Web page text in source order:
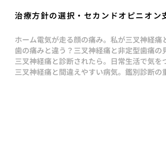
治療方針の選択・セカンドオピニオン
ホーム電気が走る顔の痛み。私が三叉神経痛
歯の痛みと違う？三叉神経痛と非定型歯痛の
三叉神経痛と診断されたら。日常生活で気を
三叉神経痛と間違えやすい病気。鑑別診断の